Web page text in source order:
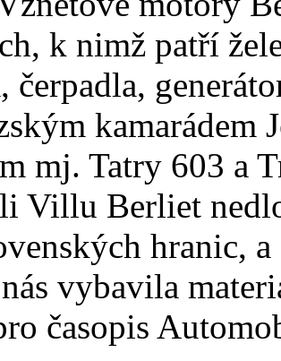
k nimž patří
čerpadla,
kamarádem
mj. Tatry 603 a
Villu Berliet
hranic,
nás vybavila
časopis